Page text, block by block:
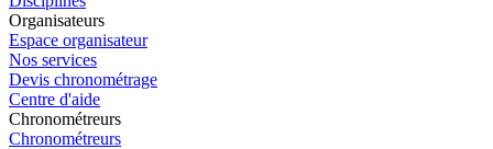
Organisateurs
Espace organisateur
Nos services
Devis chronométrage
Centre d'aide
Chronométreurs
Chronométreurs